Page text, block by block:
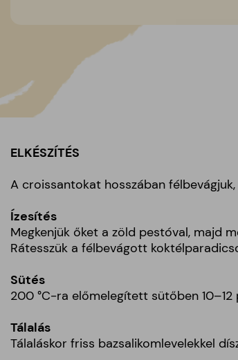
ELKÉSZÍTÉS
A croissantokat hosszában
Ízesítés
Megkenjük őket a zöld pestóval, majd
Rátesszük a félbevágott
Sütés
200 °C-ra előmelegített sütőben
Tálalás
Tálaláskor friss bazsalikomlevelekkel